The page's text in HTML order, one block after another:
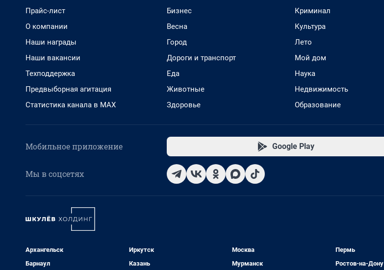
Прайс-лист
О компании
Наши награды
Наши вакансии
Техподдержка
Предвыборная агитация
Статистика канала в MAX
Бизнес
Весна
Город
Дороги и транспорт
Еда
Животные
Здоровье
Криминал
Культура
Лето
Мой дом
Наука
Недвижимость
Образование
Мобильное приложение Google Play
Мы в соцсетях
Архангельск
Барнаул
Иркутск
Казань
Москва
Мурманск
Пермь
Ростов-на-Дону